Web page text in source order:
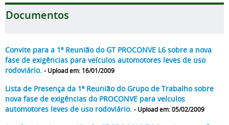
Documentos
Convite para a 1ª Reunião do GT PROCONVE L6 sobre a nova
fase de exigências para veículos automotores leves de uso
rodoviário. - Upload em: 16/01/2009
Lista de Presença da 1ª Reunião do Grupo de Trabalho sobre
nova fase de exigências do PROCONVE para veículos
automotores leves de uso rodoviário. - Upload em: 05/02/2009